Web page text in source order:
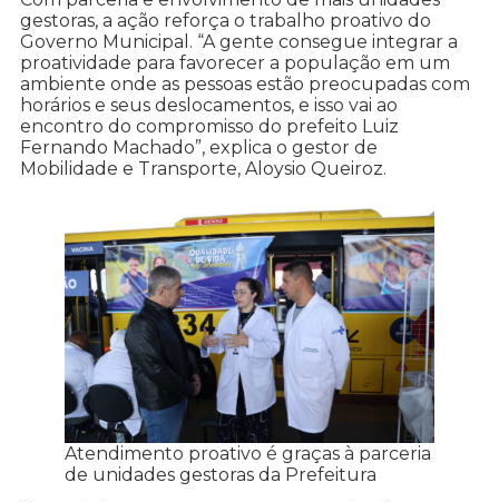
gestoras, a ação reforça o trabalho proativo do
Governo Municipal. “A gente consegue integrar a
proatividade para favorecer a população em um
ambiente onde as pessoas estão preocupadas com
horários e seus deslocamentos, e isso vai ao
encontro do compromisso do prefeito Luiz
Fernando Machado”, explica o gestor de
Mobilidade e Transporte, Aloysio Queiroz.
Atendimento proativo é graças à parceria
de unidades gestoras da Prefeitura